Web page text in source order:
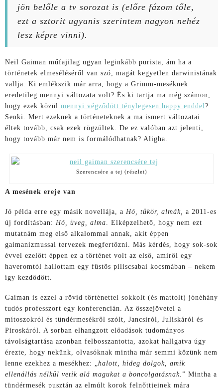
jön belőle a tv sorozat is (előre fázom tőle,
ezt a sztorit ugyanis szerintem nagyon nehéz
lesz képre vinni).
Neil Gaiman műfajilag ugyan leginkább purista, ám ha a
történetek elmeséléséről van szó, magát kegyetlen darwinistának
vallja. Ki emlékszik már arra, hogy a Grimm-meséknek
eredetileg mennyi változata volt? És ki tartja ma még számon,
hogy ezek közül mennyi végződött ténylegesen happy enddel ?
Senki. Mert ezeknek a történeteknek a ma ismert változatai
éltek tovább, csak ezek rögzültek. De ez valóban azt jelenti,
hogy tovább már nem is formálódhatnak? Aligha.
Szerencsére a tej (részlet)
A mesének ereje van
Jó példa erre egy másik novellája, a Hó, tükör, almák, a 2011-es
új fordításban: Hó, üveg, alma . Elképzelhető, hogy nem ezt
mutatnám meg első alkalommal annak, akit éppen
gaimanizmussal tervezek megfertőzni. Más kérdés, hogy sok-sok
évvel ezelőtt éppen ez a történet volt az első, amiről egy
haveromtól hallottam egy füstös piliscsabai kocsmában – nekem
így kezdődött.
Gaiman is ezzel a rövid történettel sokkolt (és mattolt) jónéhány
tudós professzort egy konferencián. Az összejövetel a
mítoszokról és tündérmesékről szólt, Jancsiról, Juliskáról és
Piroskáról. A sorban elhangzott előadások tudományos
távolságtartása azonban felbosszantotta, azokat hallgatva úgy
érezte, hogy nekünk, olvasóknak mintha már semmi közünk nem
lenne ezekhez a mesékhez: „ halott, hideg dolgok, amik
ellenállás nélkül vetik alá magukat a boncolgatásnak. ” Mintha a
tündérmesék pusztán az elmúlt korok felnőttjeinek mára